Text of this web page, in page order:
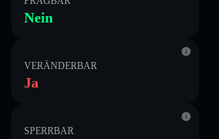
Nein
VERÄNDERBAR
Ja
SPERRBAR